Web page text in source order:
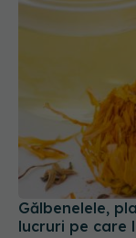
Gălbenelele,
lucruri pe care